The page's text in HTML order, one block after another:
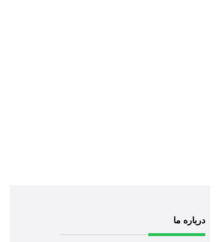
درباره ما